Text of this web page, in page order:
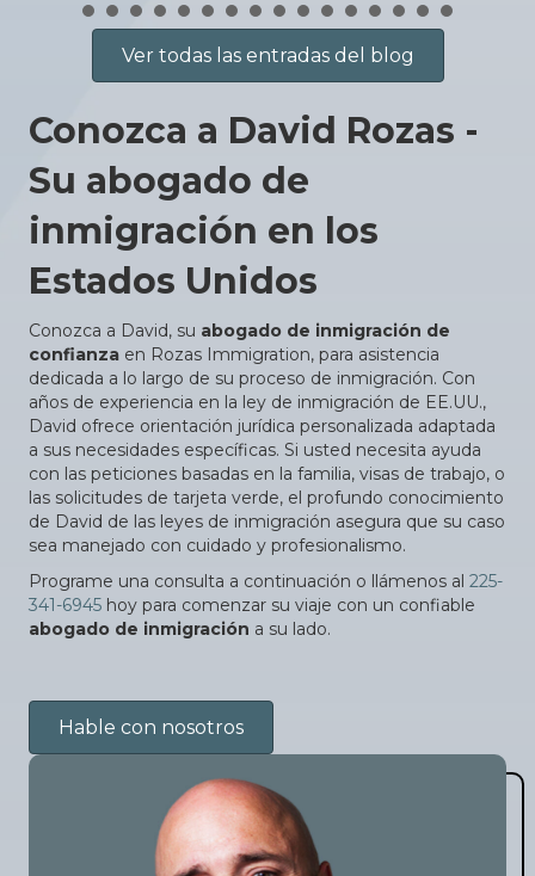
Ver todas las entradas del blog
Conozca a David Rozas -
Su abogado de
inmigración en los
Estados Unidos
Conozca a David, su abogado de inmigración de
confianza en Rozas Immigration, para asistencia
dedicada a lo largo de su proceso de inmigración. Con
años de experiencia en la ley de inmigración de EE.UU.,
David ofrece orientación jurídica personalizada adaptada
a sus necesidades específicas. Si usted necesita ayuda
con las peticiones basadas en la familia, visas de trabajo, o
las solicitudes de tarjeta verde, el profundo conocimiento
de David de las leyes de inmigración asegura que su caso
sea manejado con cuidado y profesionalismo.
Programe una consulta a continuación o llámenos al 225-
341-6945 hoy para comenzar su viaje con un confiable
abogado de inmigración a su lado.
Hable con nosotros